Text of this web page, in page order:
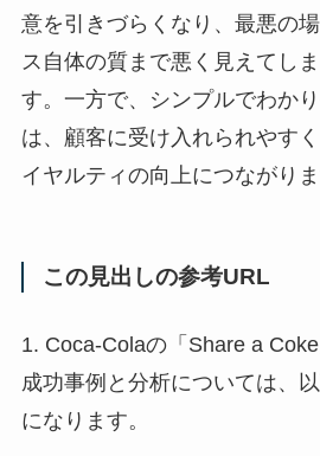
意を引きづらくなり、最悪の
ス自体の質まで悪く見えてし
す。一方で、シンプルでわか
は、顧客に受け入れられやす
イヤルティの向上につながりま
この見出しの参考URL
1. Coca-Colaの「Share a
成功事例と分析については、
になります。